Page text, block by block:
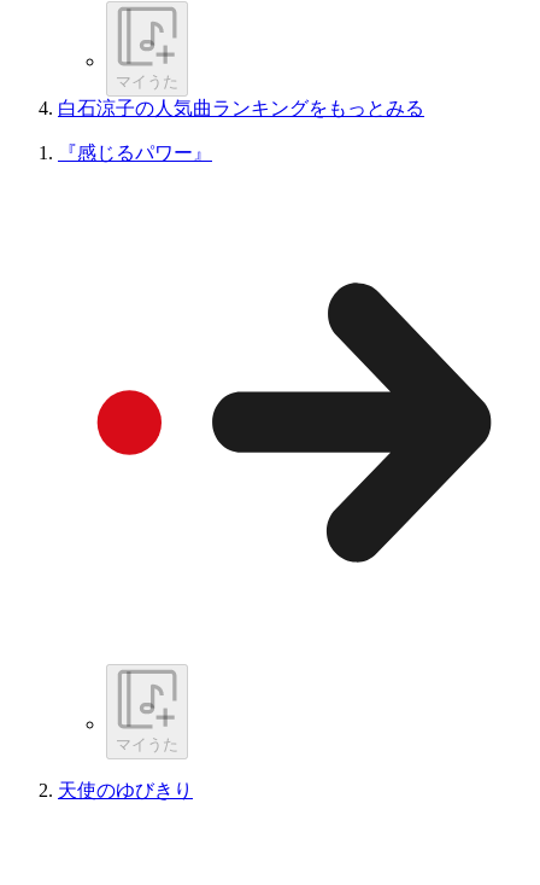
マイうた
白石涼子の人気曲ランキングをもっとみる
『感じるパワー』
マイうた
天使のゆびきり